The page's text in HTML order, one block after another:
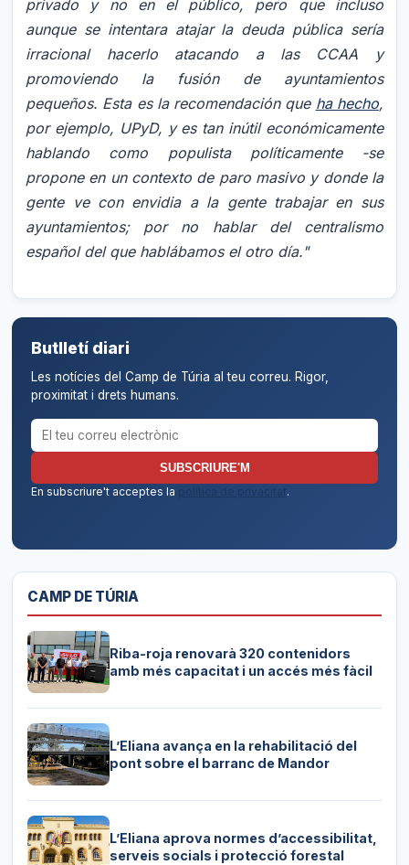
privado y no en el público, pero que incluso
aunque se intentara atajar la deuda pública sería
irracional hacerlo atacando a las CCAA y
promoviendo la fusión de ayuntamientos
pequeños. Esta es la recomendación que ha hecho,
por ejemplo, UPyD, y es tan inútil económicamente
hablando como populista políticamente -se
propone en un contexto de paro masivo y donde la
gente ve con envidia a la gente trabajar en sus
ayuntamientos; por no hablar del centralismo
español del que hablábamos el otro día."
Butlletí diari
Les notícies del Camp de Túria al teu correu. Rigor,
proximitat i drets humans.
Correu electrònic per al butlletí
SUBSCRIURE'M
En subscriure't acceptes la
política de privacitat.
CAMP DE TÚRIA
Riba-roja renovarà 320 contenidors
amb més capacitat i un accés més fàcil
L’Eliana avança en la rehabilitació del
pont sobre el barranc de Mandor
L’Eliana aprova normes d’accessibilitat,
serveis socials i protecció forestal